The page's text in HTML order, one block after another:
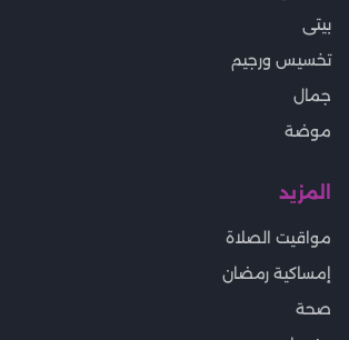
بيتى
تخسيس ورجيم
جمال
موضة
المزيد
مواقيت الصلاة
إمساكية رمضان
صحة